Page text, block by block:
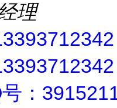
理
：